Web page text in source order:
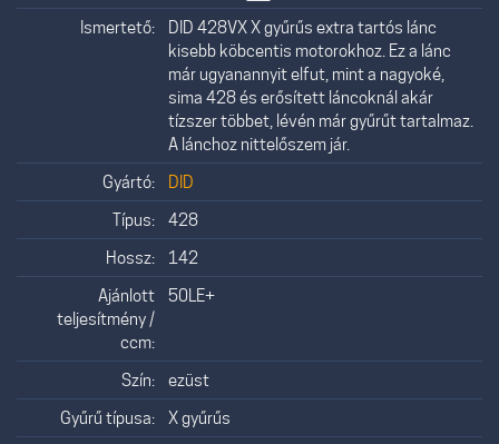
Ismertető:
DID 428VX X gyűrűs extra tartós lánc
kisebb köbcentis motorokhoz. Ez a lánc
már ugyanannyit elfut, mint a nagyoké,
sima 428 és erősített láncoknál akár
tízszer többet, lévén már gyűrűt tartalmaz.
A lánchoz nittelőszem jár.
Gyártó:
DID
Típus:
428
Hossz:
142
Ajánlott
teljesítmény /
ccm:
50LE+
Szín:
ezüst
Gyűrű típusa:
X gyűrűs